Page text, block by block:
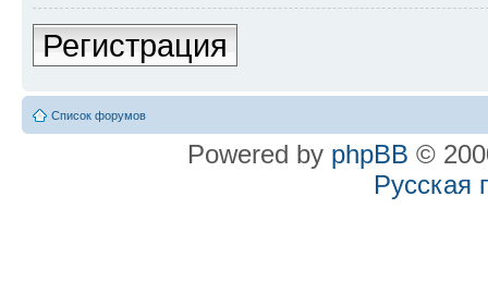
Регистрация
Список форумов
Powered by phpBB ©
Русская